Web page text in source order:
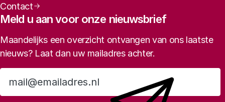
Contact
Meld u aan voor onze nieuwsbrief
Maandelijks een overzicht ontvangen van ons laatste
nieuws? Laat dan uw mailadres achter.
Aanmelden